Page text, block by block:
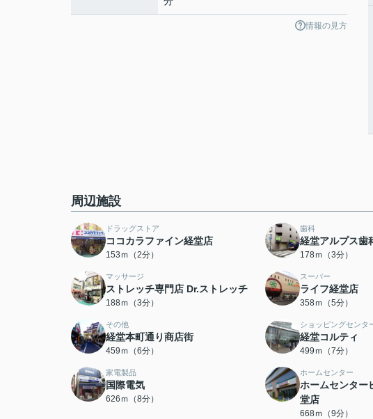
情報の見方
周辺施設
ドラッグストア
ココカラファイン経堂店
153ｍ（2分）
歯科
経堂アルプス歯
178ｍ（3分）
マッサージ
ストレッチ専門店 Dr.ストレッチ
188ｍ（3分）
スーパー
ライフ経堂店
358ｍ（5分）
その他
経堂本町通り商店街
459ｍ（6分）
ショッピングセンタ
経堂コルティ
499ｍ（7分）
家電製品
国際電気
626ｍ（8分）
ホームセンター
ホームセンター
堂店
668ｍ（9分）